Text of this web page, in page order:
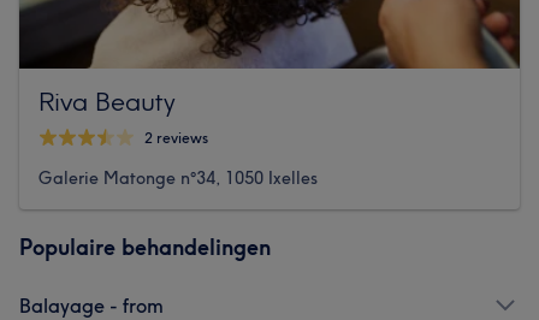
Riva Beauty
2 reviews
Galerie Matonge n°34, 1050 Ixelles
Populaire behandelingen
Balayage - from